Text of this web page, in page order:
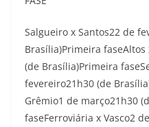
Salgueiro x Santos22 de
Brasília)Primeira
(de Brasília)Primeira
fevereiro21h30 (de
Grêmio1 de março21h30
faseFerroviária x Vasco2